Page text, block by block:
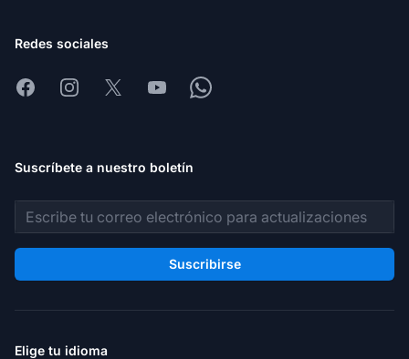
Redes sociales
FacebookInstagram
X YoutubeWhatsapp
Suscríbete a nuestro boletín
Dirección de correo electrónico
Suscribirse
Elige tu idioma